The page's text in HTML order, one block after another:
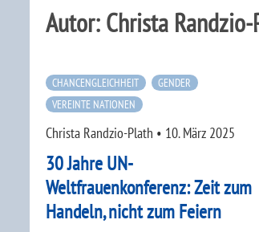
Autor:Christa
CHANCENGLEICHHEIT
GENDER
VEREINTE NATIONEN
Christa Randzio-Plath • 10. März 2025
30 Jahre UN-
Weltfrauenkonferenz: Zeit zum
Handeln, nicht zum Feiern